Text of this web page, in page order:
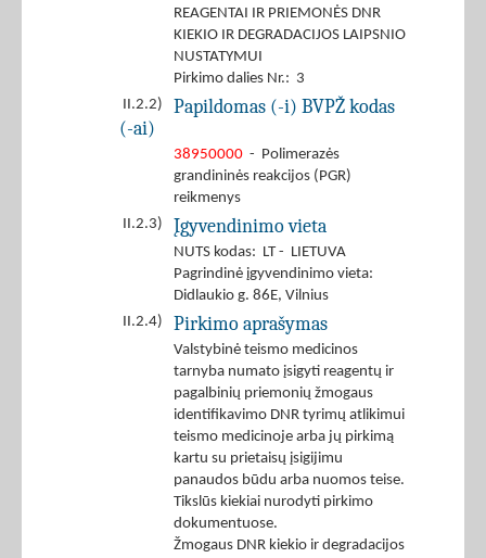
REAGENTAI IR PRIEMONĖS DNR
KIEKIO IR DEGRADACIJOS LAIPSNIO
NUSTATYMUI
Pirkimo dalies Nr.: 3
II.2.2)
Papildomas (-i) BVPŽ kodas
(-ai)
38950000 - Polimerazės
grandininės reakcijos (PGR)
reikmenys
II.2.3)
Įgyvendinimo vieta
NUTS kodas: LT - LIETUVA
Pagrindinė įgyvendinimo vieta:
Didlaukio g. 86E, Vilnius
II.2.4)
Pirkimo aprašymas
Valstybinė teismo medicinos
tarnyba numato įsigyti reagentų ir
pagalbinių priemonių žmogaus
identifikavimo DNR tyrimų atlikimui
teismo medicinoje arba jų pirkimą
kartu su prietaisų įsigijimu
panaudos būdu arba nuomos teise.
Tikslūs kiekiai nurodyti pirkimo
dokumentuose.
Žmogaus DNR kiekio ir degradacijos